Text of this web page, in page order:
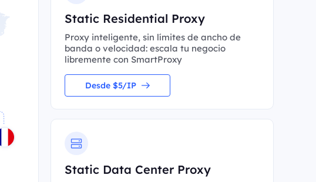
Static Residential Proxy
Proxy inteligente, sin límites de ancho de
banda o velocidad: escala tu negocio
libremente con SmartProxy
Desde $5/IP
Static Data Center Proxy